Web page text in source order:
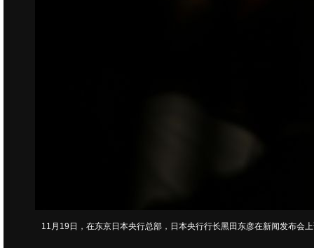
11月19日，在东京日本央行总部，日本央行行长黑田东彦在新闻发布会